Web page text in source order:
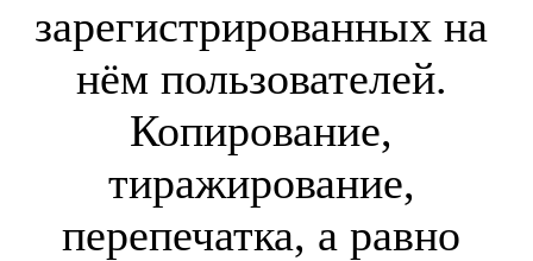
зарегистрированных на
нём пользователей.
Копирование,
тиражирование,
перепечатка, а равно